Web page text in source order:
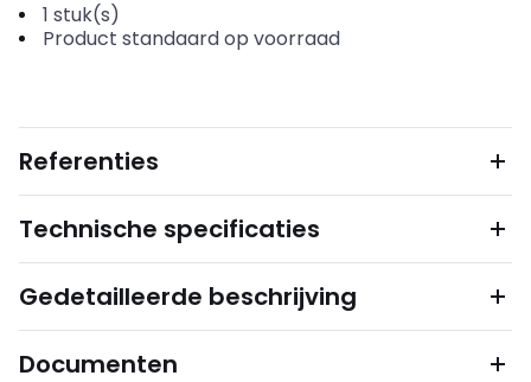
1 stuk(s)
Product standaard op voorraad
Referenties
Technische specificaties
Gedetailleerde beschrijving
Documenten